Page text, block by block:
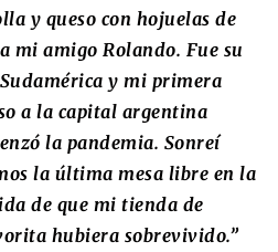
y queso con hojuelas de
mi amigo Rolando. Fue su
y mi primera
a la capital argentina
la pandemia. Sonreí
la última mesa libre en la
de que mi tienda de
hubiera sobrevivido.”